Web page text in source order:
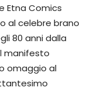
Etna Comics
al celebre brano
80 anni dalla
manifesto
omaggio al